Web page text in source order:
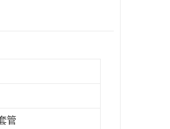
管